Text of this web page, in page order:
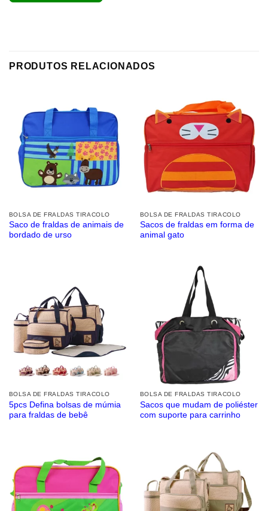
PRODUTOS RELACIONADOS
BOLSA DE FRALDAS TIRACOLO
Saco de fraldas de animais de
bordado de urso
BOLSA DE FRALDAS TIRACOLO
Sacos de fraldas em forma de
animal gato
BOLSA DE FRALDAS TIRACOLO
5pcs Defina bolsas de múmia
para fraldas de bebê
BOLSA DE FRALDAS TIRACOLO
Sacos que mudam de poliéster
com suporte para carrinho